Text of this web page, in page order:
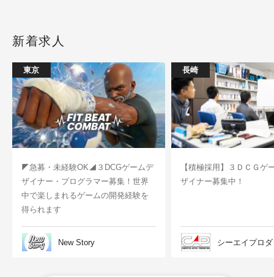
新着求人
東京
◤急募・未経験OK◢３DCGゲームデ
ザイナー・プログラマー募集！世界
中で楽しまれるゲームの開発経験を
得られます
New Story
長崎
【積極採用】３ＤＣＧゲ
ザイナー募集中！
シーエイプロ